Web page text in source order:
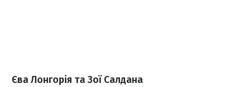
Єва Лонгорія та Зої Салдана